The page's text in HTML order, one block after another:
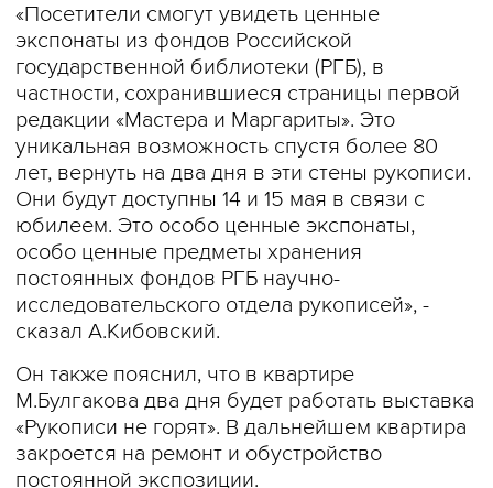
«Посетители смогут увидеть ценные
экспонаты из фондов Российской
государственной библиотеки (РГБ), в
частности, сохранившиеся страницы первой
редакции «Мастера и Маргариты». Это
уникальная возможность спустя более 80
лет, вернуть на два дня в эти стены рукописи.
Они будут доступны 14 и 15 мая в связи с
юбилеем. Это особо ценные экспонаты,
особо ценные предметы хранения
постоянных фондов РГБ научно-
исследовательского отдела рукописей», -
сказал А.Кибовский.
Он также пояснил, что в квартире
М.Булгакова два дня будет работать выставка
«Рукописи не горят». В дальнейшем квартира
закроется на ремонт и обустройство
постоянной экспозиции.